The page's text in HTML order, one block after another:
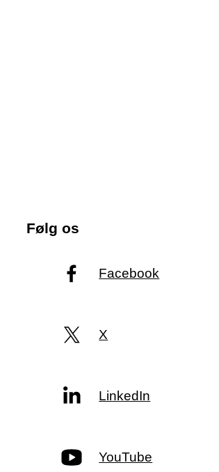
Følg os
Facebook
X
LinkedIn
YouTube